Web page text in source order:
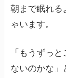
朝まで眠れる
ゃいます。
「もうずっ
ないのかな」